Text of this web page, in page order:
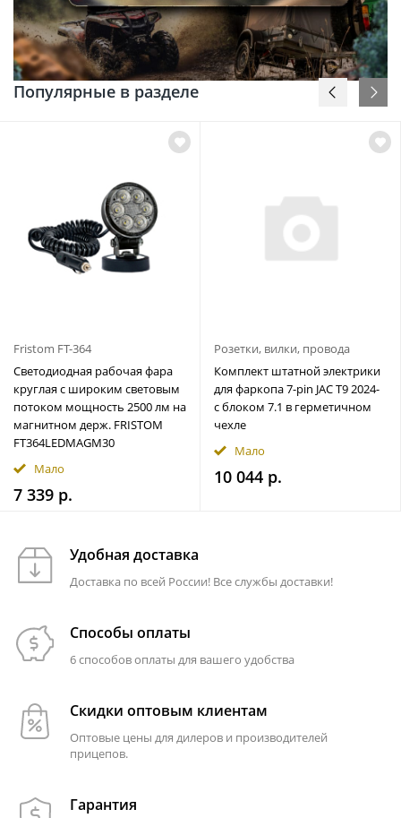
Популярные в разделе
Fristom FT-364
Светодиодная рабочая фара
круглая с широким световым
потоком мощность 2500 лм на
магнитном держ. FRISTOM
FT364LEDMAGM30
Мало
7 339 р.
Розетки, вилки, провода
Комплект штатной электрики
для фаркопа 7-pin JAC T9 2024-
с блоком 7.1 в герметичном
чехле
Мало
10 044 р.
Удобная доставка
Доставка по всей России! Все службы доставки!
Способы оплаты
6 способов оплаты для вашего удобства
Скидки оптовым клиентам
Оптовые цены для дилеров и производителей
прицепов.
Гарантия